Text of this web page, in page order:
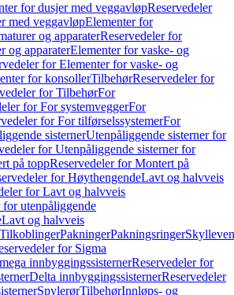
for dusjer med veggavløpReservedeler
med veggavløpElementer for
og apparaterReservedeler for
og apparaterElementer for vaske- og
for Elementer for vaske- og
for konsollerTilbehørReservedeler for
for TilbehørFor
for For systemveggerFor
for For tilførselssystemerFor
sisternerUtenpåliggende sisterner for
for Utenpåliggende sisterner for
på toppReservedeler for Montert på
for HøythengendeLavt og halvveis
for Lavt og halvveis
for utenpåliggende
Lavt og halvveis
TilkoblingerPakningerPakningsringer
for Sigma
innbyggingssisternerReservedeler for
Delta innbyggingssisternerReservedeler
SpylerørTilbehørInnløps- og